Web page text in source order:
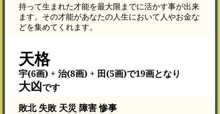
持って生まれた才能を最大限までに活かす事が出来
ます。その才能があなたの人生において人やお金な
どを集めてくれます。
天格
宇(6画) + 治(8画) + 田(5画)で19画となり
大凶です
敗北 失敗 天災 障害 惨事